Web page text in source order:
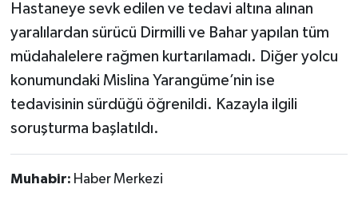
Hastaneye sevk edilen ve tedavi altına alınan
yaralılardan sürücü Dirmilli ve Bahar yapılan tüm
müdahalelere rağmen kurtarılamadı. Diğer yolcu
konumundaki Mislina Yarangüme’nin ise
tedavisinin sürdüğü öğrenildi. Kazayla ilgili
soruşturma başlatıldı.
Muhabir: Haber Merkezi